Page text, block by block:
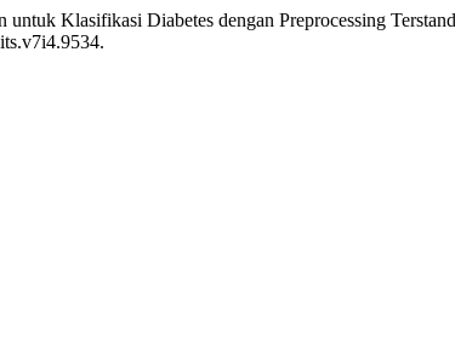
Klasifikasi Diabetes dengan Preprocessing